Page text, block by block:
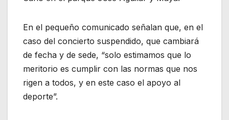
En el pequeño comunicado señalan que, en el
caso del concierto suspendido, que cambiará
de fecha y de sede, “solo estimamos que lo
meritorio es cumplir con las normas que nos
rigen a todos, y en este caso el apoyo al
deporte”.